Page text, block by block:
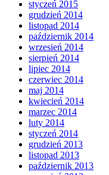
styczeń 2015
grudzień 2014
listopad 2014
październik 2014
wrzesień 2014
sierpień 2014
lipiec 2014
czerwiec 2014
maj 2014
kwiecień 2014
marzec 2014
luty 2014
styczeń 2014
grudzień 2013
listopad 2013
październik 2013